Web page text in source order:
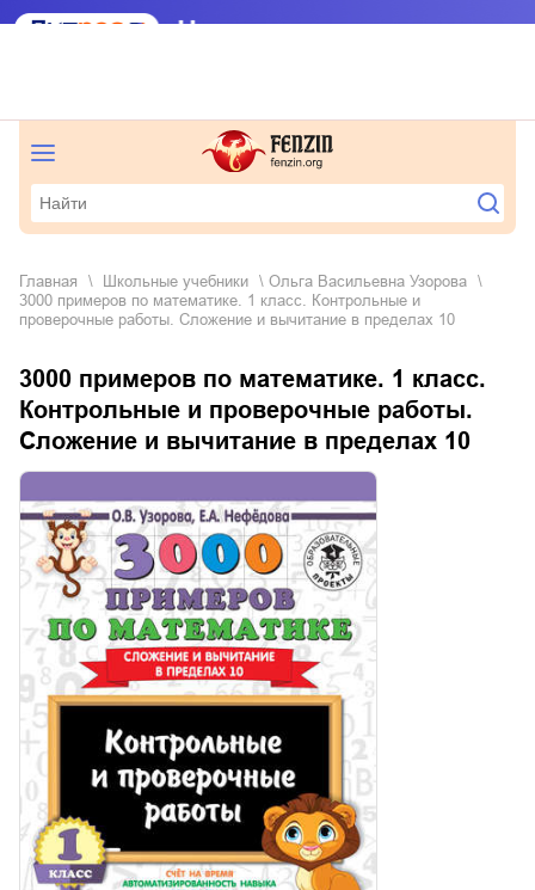
Главная школьные учебники
Ольга Васильевна Узорова
3000 примеров по математике. 1 класс. Контрольные и
проверочные работы. Сложение и вычитание в пределах 10
3000 примеров по математике. 1 класс.
Контрольные и проверочные работы.
Сложение и вычитание в пределах 10